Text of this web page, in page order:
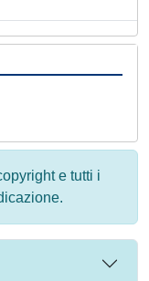
e tutti i